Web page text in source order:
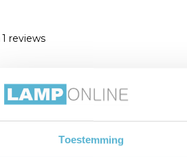
Toestemming
reviews
2021
sfeer